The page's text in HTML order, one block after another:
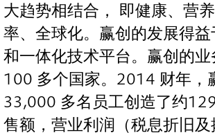
大趋势相结合， 即健康、营
率、全球化。赢创的发展得益
和一体化技术平台。赢创的
100 多个国家。2014 财年，
33,000 多名员工创造了约
售额，营业利润（税息折旧及